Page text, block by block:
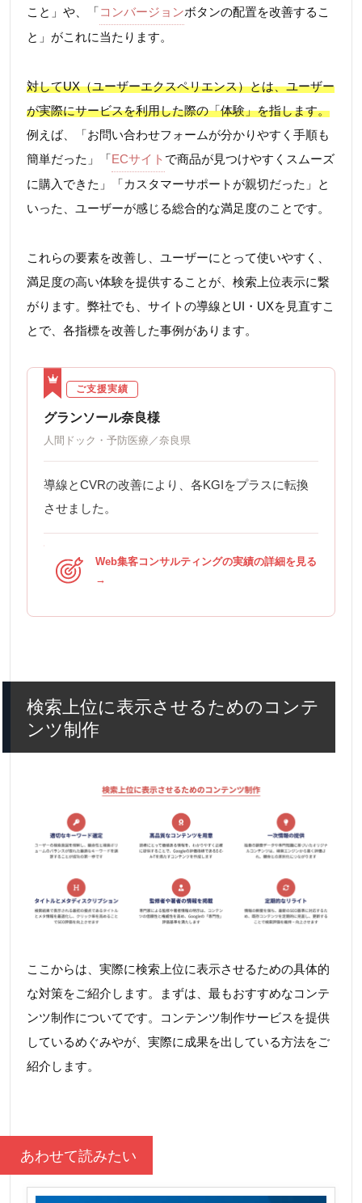
こと」や、「コンバージョンボタンの配置を改善するこ
と」がこれに当たります。
対してUX（ユーザーエクスペリエンス）とは、ユーザー
が実際にサービスを利用した際の「体験」を指します。
例えば、「お問い合わせフォームが分かりやすく手順も
簡単だった」「ECサイト で商品が見つけやすくスムーズ
に購入できた」「カスタマーサポートが親切だった」と
いった、ユーザーが感じる総合的な満足度のことです。
これらの要素を改善し、ユーザーにとって使いやすく、
満足度の高い体験を提供することが、検索上位表示に繋
がります。弊社でも、サイトの導線とUI・UXを見直すこ
とで、各指標を改善した事例があります。
ご支援実績
グランソール奈良様
人間ドック・予防医療／奈良県
導線とCVRの改善により、各KGIをプラスに転換
させました。
Web集客コンサルティングの実績の詳細を見る
→
検索上位に表示させるためのコンテ
ンツ制作
ここからは、実際に検索上位に表示させるための具体的
な対策をご紹介します。まずは、最もおすすめなコンテ
ンツ制作についてです。コンテンツ制作サービスを提供
しているめぐみやが、実際に成果を出している方法をご
紹介します。
あわせて読みたい